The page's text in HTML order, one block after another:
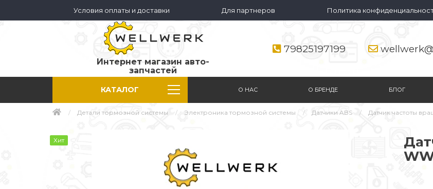
Условия оплаты и доставки Для партнеров Политика
Интернет магазин авто-
запчастей
79825197199
КАТАЛОГ О НАС О БРЕНДЕ БЛОГ
Детали тормозной системы Электроника тормозной системы Датчики ABS Датчик частоты
Хит